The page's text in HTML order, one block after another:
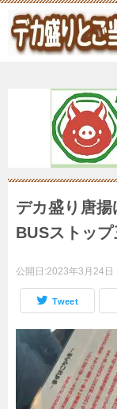
デカ盛り唐
BUSストッ
公開日:2023年3月24日
Tweet